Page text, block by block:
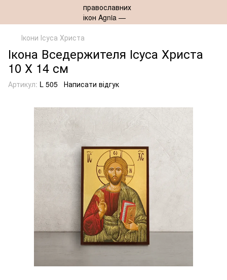
Ікони Ісуса Христа
Ікона Вседержителя Ісуса Христа
10 Х 14 см
Артикул: L 505 Написати відгук